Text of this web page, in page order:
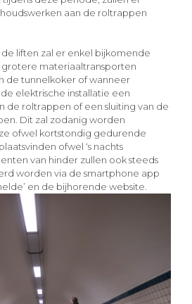
aan de roltrappen
liften zal er enkel bijkomende
grotere materiaaltransporten
de tunnelkoker of wanneer
elektrische installatie een
de roltrappen of een sluiting van de
Dit zal zodanig worden
ofwel kortstondig gedurende
ofwel ‘s nachts
van hinder zullen ook steeds
worden via de smartphone app
en de bijhorende website.